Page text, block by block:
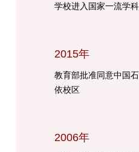
学校进入国家一流学
2015年
教育部批准同意中国
依校区
2006年